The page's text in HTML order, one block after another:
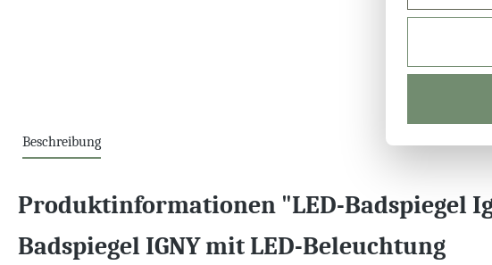
Beschreibung
Produktinformationen "LED-Badspiegel
Badspiegel IGNY mit LED-Beleuchtung